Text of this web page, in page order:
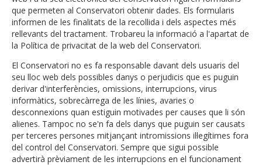
que permeten al Conservatori obtenir dades. Els formularis
informen de les finalitats de la recollida i dels aspectes més
rellevants del tractament. Trobareu la informació a l'apartat de
la Política de privacitat de la web del Conservatori.
El Conservatori no es fa responsable davant dels usuaris del
seu lloc web dels possibles danys o perjudicis que es puguin
derivar d'interferències, omissions, interrupcions, virus
informàtics, sobrecàrrega de les línies, avaries o
desconnexions quan estiguin motivades per causes que li són
alienes. Tampoc no se'n fa dels danys que puguin ser causats
per terceres persones mitjançant intromissions il·legítimes fora
del control del Conservatori. Sempre que sigui possible
advertirà prèviament de les interrupcions en el funcionament